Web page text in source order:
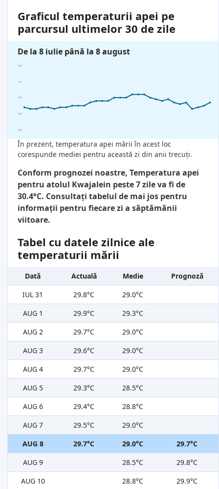
Graficul temperaturii apei pe
parcursul ultimelor 30 de zile
De la 8 iulie până la 8 august
28°
29°
30°
31°
32°
În prezent, temperatura apei mării în acest loc
corespunde mediei pentru această zi din anii trecuți.
Conform prognozei noastre, Temperatura apei
pentru atolul Kwajalein peste 7 zile va fi de
30.4°C. Consultați tabelul de mai jos pentru
informații pentru fiecare zi a săptămânii
viitoare.
Tabel cu datele zilnice ale
temperaturii mării
Dată Actuală Medie
Prognoză
IUL 31
29.8°C
29.0°C
AUG 1
29.9°C
29.3°C
AUG 2
29.7°C
29.0°C
AUG 3
29.6°C
29.0°C
AUG 4
29.7°C
29.0°C
AUG 5
29.3°C
28.5°C
AUG 6
29.4°C
28.8°C
AUG 7
29.5°C
29.0°C
AUG 8
29.7°C 29.0°C
29.7°C
AUG 9
28.5°C
29.8°C
AUG 10
28.8°C 29.9°C